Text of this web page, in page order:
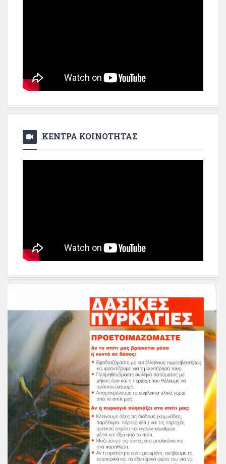
ΚΕΝΤΡΑ ΚΟΙΝΟΤΗΤΑΣ